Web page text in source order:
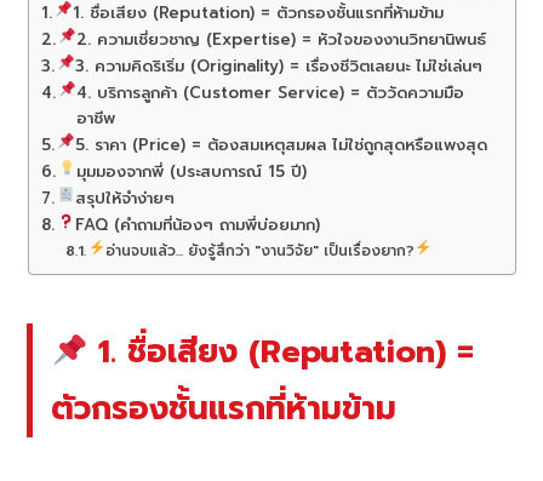
1. ชื่อเสียง (Reputation) = ตัวกรองชั้นแรกที่ห้ามข้าม
2. ความเชี่ยวชาญ (Expertise) = หัวใจของงานวิทยานิพนธ์
3. ความคิดริเริ่ม (Originality) = เรื่องชีวิตเลยนะ ไม่ใช่เล่นๆ
4. บริการลูกค้า (Customer Service) = ตัววัดความมือ
อาชีพ
5. ราคา (Price) = ต้องสมเหตุสมผล ไม่ใช่ถูกสุดหรือแพงสุด
มุมมองจากพี่ (ประสบการณ์ 15 ปี)
สรุปให้จำง่ายๆ
FAQ (คำถามที่น้องๆ ถามพี่บ่อยมาก)
อ่านจบแล้ว... ยังรู้สึกว่า "งานวิจัย" เป็นเรื่องยาก?
1. ชื่อเสียง (Reputation) =
ตัวกรองชั้นแรกที่ห้ามข้าม